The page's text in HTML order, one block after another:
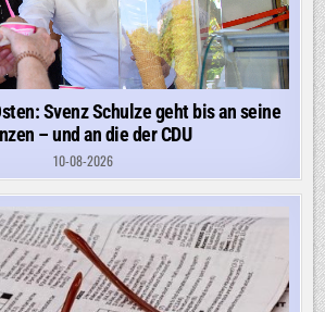
Svenz Schulze geht bis an seine
– und an die der CDU
10-08-2026